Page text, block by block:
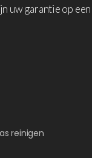
uw garantie op
reinigen